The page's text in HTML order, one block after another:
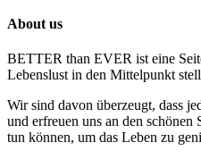
About us
BETTER than EVER ist eine
Lebenslust in den Mittelpunkt
Wir sind davon überzeugt, dass
und erfreuen uns an den
tun können, um das Leben zu